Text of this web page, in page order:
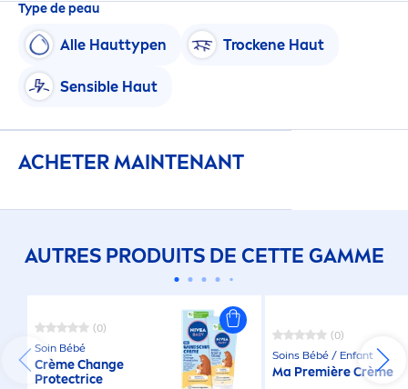
Type de peau
Alle Hauttypen Trockene Haut
Sensible Haut
ACHETER MAINTENANT
AUTRES PRODUITS DE CETTE GAMME
(0)
Soin Bébé
Crème Change
Protectrice
(0)
Soins Bébé / Enfant
Ma Première Crème